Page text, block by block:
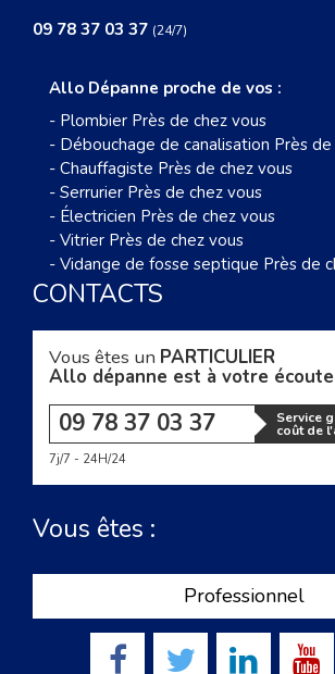
09 78 37 03 37 (24/7)
Allo Dépanne proche de vos :
- Plombier Près de chez vous
- Débouchage de canalisation Près
- Chauffagiste Près de chez vous
- Serrurier Près de chez vous
- Électricien Près de chez vous
- Vitrier Près de chez vous
- Vidange de fosse septique Près de
CONTACTS
Vous êtes un PARTICULIER
Allo dépanne est à votre écoute
09 78 37 03 37 Service
coût de
7j/7 - 24H/24
Vous êtes :
Professionnel